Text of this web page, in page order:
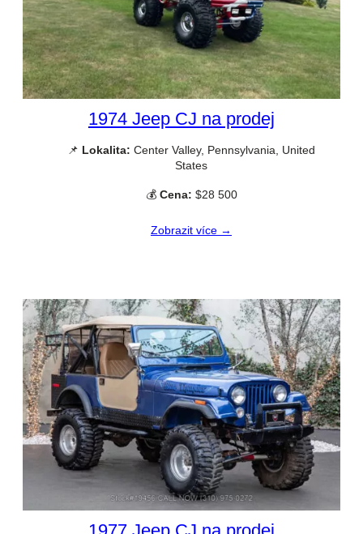
1974 Jeep CJ na prodej
📌 Lokalita: Center Valley, Pennsylvania, United
States
💰 Cena: $28 500
Zobrazit více →